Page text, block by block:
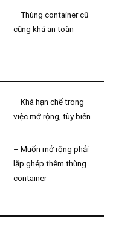
– Thùng container cũ
cũng khá an toàn
– Khá hạn chế trong
việc mở rộng, tùy biến
– Muốn mở rộng phải
lắp ghép thêm thùng
container